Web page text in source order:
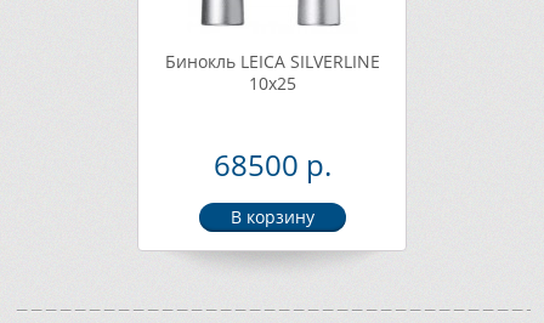
Бинокль LEICA SILVERLINE
10x25
68500 р.